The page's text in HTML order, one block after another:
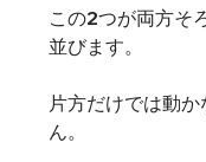
この2つが両方そ
並びます。
片方だけでは動
ん。